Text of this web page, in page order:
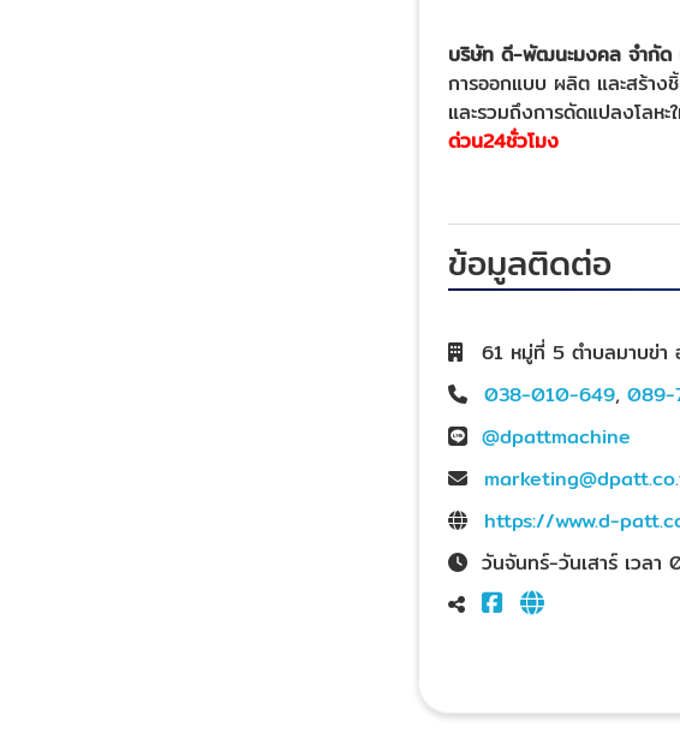
บริษัท ดี-พัฒนะมงคล จำกัด
การออกแบบ ผลิต และสร้าง
และรวมถึงการดัดแปลงโลห
ด่วน24ชั่วโมง
ข้อมูลติดต่อ
61 หมู่ที่ 5 ตำบลมาบข่า
038-010-649, 089-
@dpattmachine
https://www.d-
วันจันทร์-วันเสาร์ เวล